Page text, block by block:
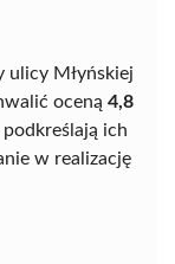
ulicy Młyńskiej
oceną 4,8
ich
w realizację